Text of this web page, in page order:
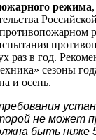
режима
раз в год.
сезоны
и осень.
не может
быть ниже